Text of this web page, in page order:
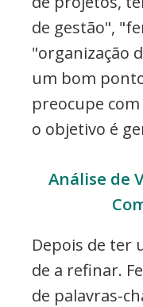
de gestão",
"organização
um bom
preocupe
o objetivo é
Análise de
Depois de ter
de a refinar.
de palavras-